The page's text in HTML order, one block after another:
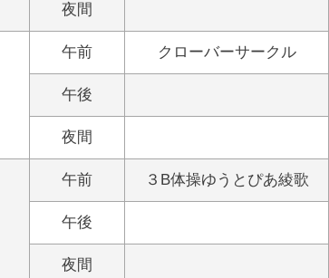
夜間
午前 クローバーサークル
午後
夜間
午前 ３B体操ゆうとぴあ綾歌
午後
夜間